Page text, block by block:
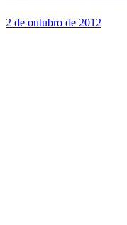
2 de outubro de 2012